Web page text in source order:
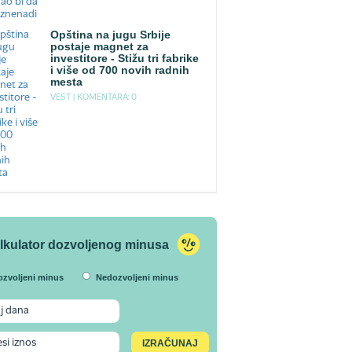
Opština na jugu Srbije
postaje magnet za
investitore - Stižu tri fabrike
i više od 700 novih radnih
mesta
VEST | KOMENTARA: 0
dozvoljenog minusa
minus Nedozvoljeni minus